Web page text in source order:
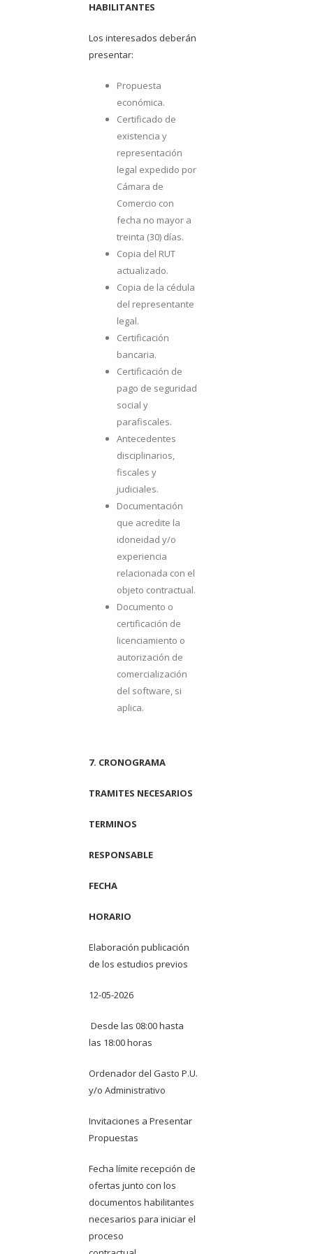
HABILITANTES
Los interesados deberán
presentar:
Propuesta
económica.
Certificado de
existencia y
representación
legal expedido por
Cámara de
Comercio con
fecha no mayor a
treinta (30) días.
Copia del RUT
actualizado.
Copia de la cédula
del representante
legal.
Certificación
bancaria.
Certificación de
pago de seguridad
social y
parafiscales.
Antecedentes
disciplinarios,
fiscales y
judiciales.
Documentación
que acredite la
idoneidad y/o
experiencia
relacionada con el
objeto contractual.
Documento o
certificación de
licenciamiento o
autorización de
comercialización
del software, si
aplica.
7. CRONOGRAMA
TRAMITES NECESARIOS
TERMINOS
RESPONSABLE
FECHA
HORARIO
Elaboración publicación
de los estudios previos
12-05-2026
Desde las 08:00 hasta
las 18:00 horas
Ordenador del Gasto P.U.
y/o Administrativo
Invitaciones a Presentar
Propuestas
Fecha límite recepción de
ofertas junto con los
documentos habilitantes
necesarios para iniciar el
proceso